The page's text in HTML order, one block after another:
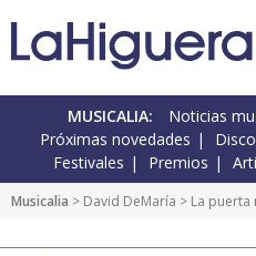
MUSICALIA: Noticias
Próximas novedades
Festivales
Premios
Musicalia > David DeMaría > La puerta